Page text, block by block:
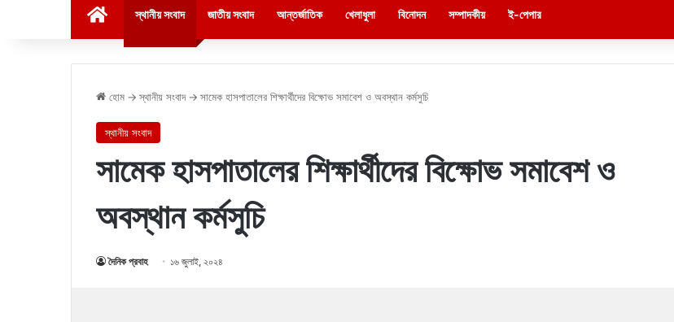
স্থানীয় সংবাদ জাতীয় সংবাদ আন্তর্জাতিক খেলাধুলা বিনোদন সম্পাদকীয় ই-পেপার
হোম → স্থানীয় সংবাদ → সামেক হাসপাতালের শিক্ষার্থীদের বিক্ষোভ সমাবেশ ও অবস্থান কর্মসুচি
স্থানীয় সংবাদ
সামেক হাসপাতালের শিক্ষার্থীদের বিক্ষোভ সমাবেশ ও
অবস্থান কর্মসুচি
দৈনিক প্রবাহ ১৬ জুলাই, ২০২৪